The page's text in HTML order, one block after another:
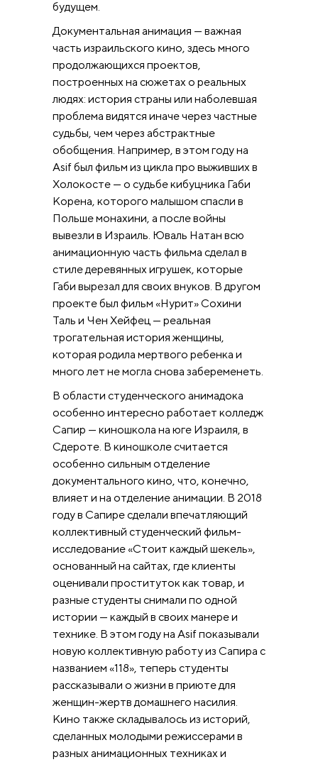
будущем.
Документальная анимация — важная
часть израильского кино, здесь много
продолжающихся проектов,
построенных на сюжетах о реальных
людях: история страны или наболевшая
проблема видятся иначе через частные
судьбы, чем через абстрактные
обобщения. Например, в этом году на
Asif был фильм из цикла про выживших в
Холокосте — о судьбе кибуцника Габи
Корена, которого малышом спасли в
Польше монахини, а после войны
вывезли в Израиль. Юваль Натан всю
анимационную часть фильма сделал в
стиле деревянных игрушек, которые
Габи вырезал для своих внуков. В другом
проекте был фильм «Нурит» Сохини
Таль и Чен Хейфец — реальная
трогательная история женщины,
которая родила мертвого ребенка и
много лет не могла снова забеременеть.
В области студенческого анимадока
особенно интересно работает колледж
Сапир — киношкола на юге Израиля, в
Сдероте. В киношколе считается
особенно сильным отделение
документального кино, что, конечно,
влияет и на отделение анимации. В 2018
году в Сапире сделали впечатляющий
коллективный студенческий фильм-
исследование «Стоит каждый шекель»,
основанный на сайтах, где клиенты
оценивали проституток как товар, и
разные студенты снимали по одной
истории — каждый в своих манере и
технике. В этом году на Asif показывали
новую коллективную работу из Сапира с
названием «118», теперь студенты
рассказывали о жизни в приюте для
женщин-жертв домашнего насилия.
Кино также складывалось из историй,
сделанных молодыми режиссерами в
разных анимационных техниках и